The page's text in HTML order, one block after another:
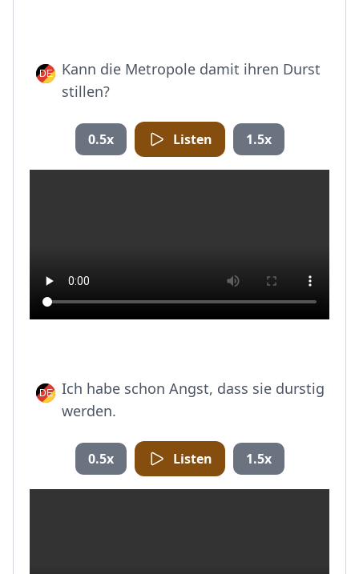
Kann die Metropole damit ihren Durst
stillen?
0.5x Listen 1.5x
Ich habe schon Angst, dass sie durstig
werden.
0.5x Listen 1.5x